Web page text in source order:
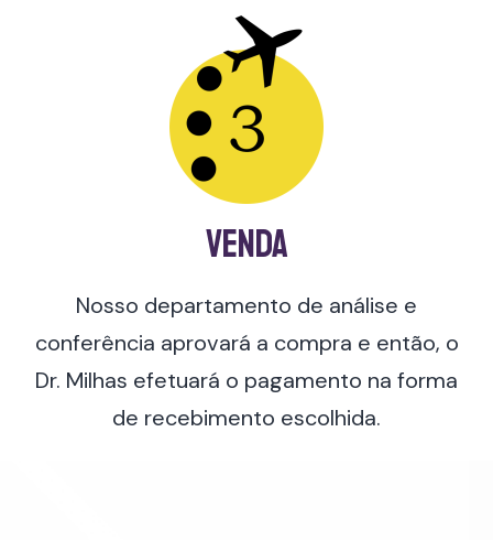
venda
Nosso departamento de análise e
conferência aprovará a compra e então, o
Dr. Milhas efetuará o pagamento na forma
de recebimento escolhida.